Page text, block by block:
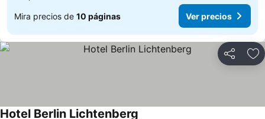
Mira precios de 10 páginas Ver precios
Compartir
Hotel Berlin Lichtenberg